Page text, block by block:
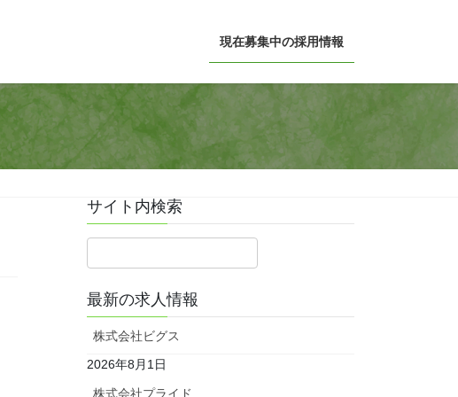
現在募集中の採用情報
サイト内検索
最新の求人情報
株式会社ビグス
2026年8月1日
株式会社プライド